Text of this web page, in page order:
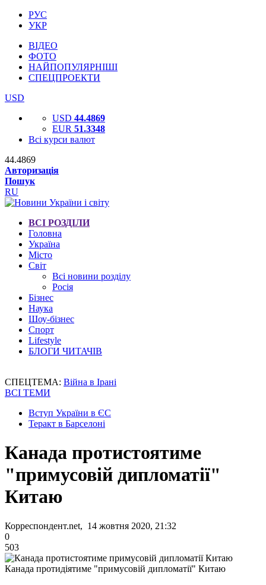
РУС
УКР
ВІДЕО
ФОТО
НАЙПОПУЛЯРНІШІ
СПЕЦПРОЕКТИ
USD
USD 44.4869
EUR 51.3348
Всі курси валют
44.4869
Авторизація
Пошук
RU
ВСІ РОЗДІЛИ
Головна
Україна
Місто
Світ
Всі новини розділу
Росія
Бізнес
Наука
Шоу-бізнес
Спорт
Lifestyle
БЛОГИ ЧИТАЧІВ
СПЕЦТЕМА: Війна в Ірані
ВСІ ТЕМИ
Вступ України в ЄС
Теракт в Барселоні
Канада протистоятиме
"примусовій дипломатії"
Китаю
Корреспондент.net, 14 жовтня 2020, 21:32
0
503
Канада протидіятиме "примусовій дипломатії" Китаю